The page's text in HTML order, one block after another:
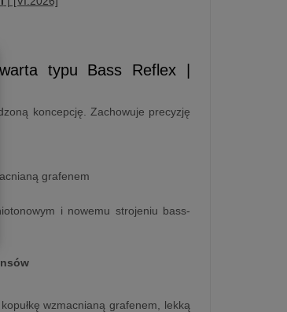
typu Bass Reflex |
koncepcję. Zachowuje precyzję
grafenem
i nowemu strojeniu bass-
wzmacnianą grafenem, lekką